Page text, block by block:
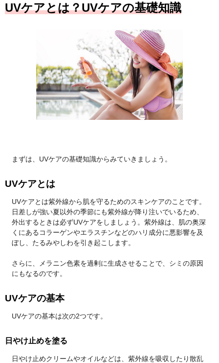
UVケアとは？UVケアの基礎知識
まずは、UVケアの基礎知識からみていきましょう。
UVケアとは
UVケアとは紫外線から肌を守るためのスキンケアのことです。
日差しが強い夏以外の季節にも紫外線が降り注いでいるため、
外出するときは必ずUVケアをしましょう。紫外線は、肌の奥深
くにあるコラーゲンやエラスチンなどのハリ成分に悪影響を及
ぼし、たるみやしわを引き起こします。
さらに、メラニン色素を過剰に生成させることで、シミの原因
にもなるのです。
UVケアの基本
UVケアの基本は次の2つです。
日やけ止めを塗る
日やけ止めクリームやオイルなどは、紫外線を吸収したり散乱